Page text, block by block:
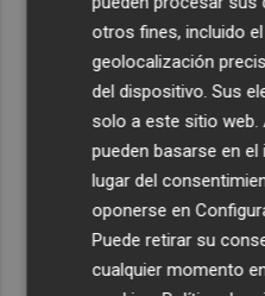
otros fines, incluido
geolocalización
del dispositivo. Sus
solo a este sitio web.
pueden basarse en
lugar del
oponerse en
Puede retirar su
cualquier momento